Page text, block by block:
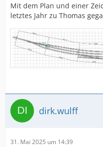
Mit dem Plan und einer
letztes Jahr zu Thomas
dirk.wulff
31. Mai 2025 um 14:39